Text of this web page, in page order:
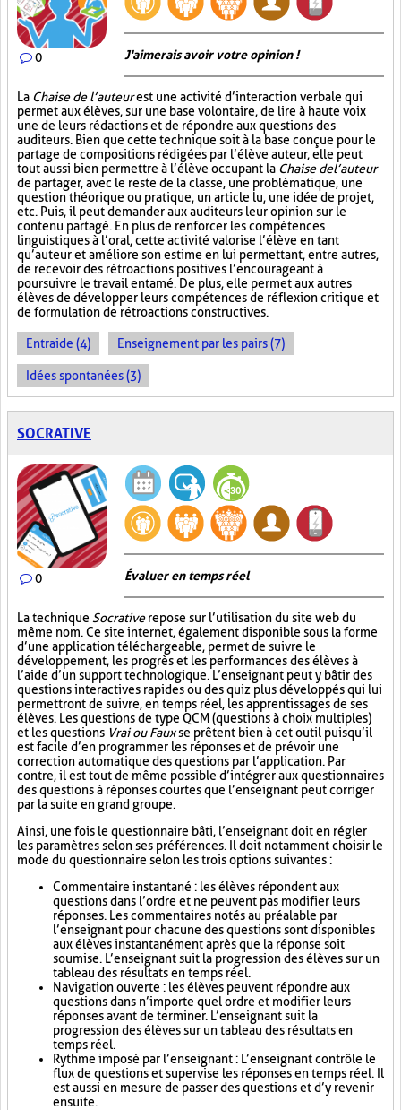
0 J'aimerais avoir votre opinion !
La Chaise de l’auteurest une activité d’interaction verbale qui
permet aux élèves, sur une base volontaire, de lire à haute voix
une de leurs rédactions et de répondre aux questions des
auditeurs. Bien que cette technique soit à la base conçue pour le
partage de compositions rédigées par l’élève auteur, elle peut
tout aussi bien permettre à l’élève occupant la Chaise de l’auteur
de partager, avec le reste de la classe, une problématique, une
question théorique ou pratique, un article lu, une idée de projet,
etc. Puis, il peut demander aux auditeurs leur opinion sur le
contenu partagé. En plus de renforcer les compétences
linguistiques à l’oral, cette activité valorise l’élève en tant
qu’auteur et améliore son estime en lui permettant, entre autres,
de recevoir des rétroactions positives l’encourageant à
poursuivre le travail entamé. De plus, elle permet aux autres
élèves de développer leurs compétences de réflexion critique et
de formulation de rétroactions constructives.
Entraide (4) Enseignement par les pairs (7)
Idées spontanées (3)
SOCRATIVE
0 Évaluer en temps réel
La technique Socrativerepose sur l’utilisation du site web du
même nom. Ce site internet, également disponible sous la forme
d’une application téléchargeable, permet de suivre le
développement, les progrès et les performances des élèves à
l’aide d’un support technologique. L’enseignant peut y bâtir des
questions interactives rapides ou des quiz plus développés qui lui
permettront de suivre, en temps réel, les apprentissages de ses
élèves. Les questions de type QCM (questions à choix multiples)
et les questions Vrai ou Fauxse prêtent bien à cet outil puisqu’il
est facile d’en programmer les réponses et de prévoir une
correction automatique des questions par l’application. Par
contre, il est tout de même possible d’intégrer aux questionnaires
des questions à réponses courtes que l’enseignant peut corriger
par la suite en grand groupe.
Ainsi, une fois le questionnaire bâti, l’enseignant doit en régler
les paramètres selon ses préférences. Il doit notamment choisir le
mode du questionnaire selon les trois options suivantes :
Commentaire instantané : les élèves répondent aux
questions dans l’ordre et ne peuvent pas modifier leurs
réponses. Les commentaires notés au préalable par
l’enseignant pour chacune des questions sont disponibles
aux élèves instantanément après que la réponse soit
soumise. L’enseignant suit la progression des élèves sur un
tableau des résultats en temps réel.
Navigation ouverte : les élèves peuvent répondre aux
questions dans n’importe quel ordre et modifier leurs
réponses avant de terminer. L’enseignant suit la
progression des élèves sur un tableau des résultats en
temps réel.
Rythme imposé par l’enseignant : L’enseignant contrôle le
flux de questions et supervise les réponses en temps réel. Il
est aussi en mesure de passer des questions et d’y revenir
ensuite.